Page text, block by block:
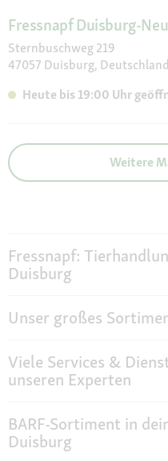
Fressnapf Duisburg-
Sternbuschweg 219
47057 Duisburg, Deutschland
Heute bis 19:00 Uhr
Weitere
Fressnapf:
Duisburg
Unser großes
Viele Services &
unseren Experten
BARF-Sortiment in
Duisburg